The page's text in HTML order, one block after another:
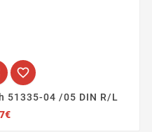

04 /05 DIN R/L
Preis